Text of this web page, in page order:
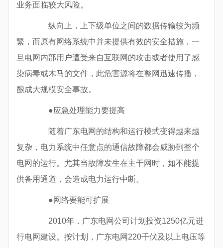
业务面临较大风险。
纵向上，上下级单位之间的数据传输较为频
繁，而原有网络系统中并未提供有效的安全措施，一
旦电网内部用户遭受来自互联网的攻击或者使用了感
染病毒或木马的文件，此危害源将在整网迅速传播，
酿成大规模安全事故。
●应急处理能力要提高
随着广东电网的结构和运行模式变得越来越
复杂，电力系统中任意点的通信故障都会威胁到整个
电网的运行。尤其当故障发生在主干网时，如不能提
供备用通道，会造成电力运行中断。
●网络要能可扩展
2010年，广东电网公司计划投资1250亿元进
行电网建设。按计划，广东电网220千伏及以上电压等